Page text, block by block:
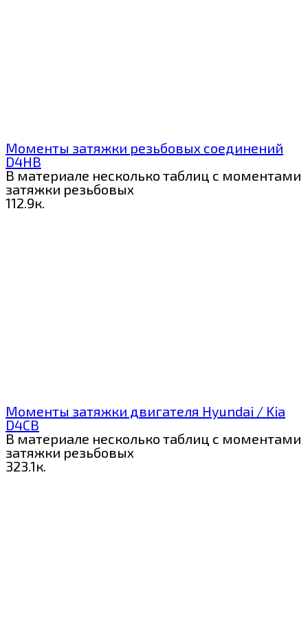
Моменты затяжки резьбовых соединений
D4HB
В материале несколько таблиц с моментами
затяжки резьбовых
112.9к.
Моменты затяжки двигателя Hyundai / Kia
D4CB
В материале несколько таблиц с моментами
затяжки резьбовых
323.1к.